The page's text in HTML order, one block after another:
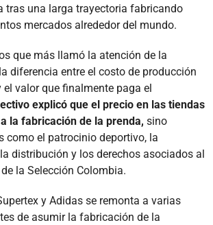
tras una larga trayectoria fabricando
mercados alrededor del mundo.
que más llamó la atención de la
diferencia entre el costo de producción
valor que finalmente paga el
explicó que el precio en las tiendas
la fabricación de la prenda, sino
como el patrocinio deportivo, la
distribución y los derechos asociados al
la Selección Colombia.
y Adidas se remonta a varias
de asumir la fabricación de la